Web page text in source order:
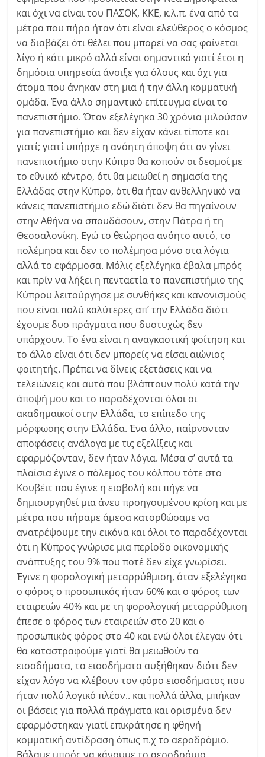
και όχι να είναι του ΠΑΣΟΚ, ΚΚΕ, κ.λ.π. ένα από τα
μέτρα που πήρα ήταν ότι είναι ελεύθερος ο κόσμος
να διαβάζει ότι θέλει που μπορεί να σας φαίνεται
λίγο ή κάτι μικρό αλλά είναι σημαντικό γιατί έτσι η
δημόσια υπηρεσία άνοιξε για όλους και όχι για
άτομα που άνηκαν στη μια ή την άλλη κομματική
ομάδα. Ένα άλλο σημαντικό επίτευγμα είναι το
πανεπιστήμιο. Όταν εξελέγηκα 30 χρόνια μιλούσαν
για πανεπιστήμιο και δεν είχαν κάνει τίποτε και
γιατί; γιατί υπήρχε η ανόητη άποψη ότι αν γίνει
πανεπιστήμιο στην Κύπρο θα κοπούν οι δεσμοί με
το εθνικό κέντρο, ότι θα μειωθεί η σημασία της
Ελλάδας στην Κύπρο, ότι θα ήταν ανθελληνικό να
κάνεις πανεπιστήμιο εδώ διότι δεν θα πηγαίνουν
στην Αθήνα να σπουδάσουν, στην Πάτρα ή τη
Θεσσαλονίκη. Εγώ το θεώρησα ανόητο αυτό, το
πολέμησα και δεν το πολέμησα μόνο στα λόγια
αλλά το εφάρμοσα. Μόλις εξελέγηκα έβαλα μπρός
και πρίν να λήξει η πενταετία το πανεπιστήμιο της
Κύπρου λειτούργησε με συνθήκες και κανονισμούς
που είναι πολύ καλύτερες απ’ την Ελλάδα διότι
έχουμε δυο πράγματα που δυστυχώς δεν
υπάρχουν. Το ένα είναι η αναγκαστική φοίτηση και
το άλλο είναι ότι δεν μπορείς να είσαι αιώνιος
φοιτητής. Πρέπει να δίνεις εξετάσεις και να
τελειώνεις και αυτά που βλάπτουν πολύ κατά την
άποψή μου και το παραδέχονται όλοι οι
ακαδημαϊκοί στην Ελλάδα, το επίπεδο της
μόρφωσης στην Ελλάδα. Ένα άλλο, παίρνονταν
αποφάσεις ανάλογα με τις εξελίξεις και
εφαρμόζονταν, δεν ήταν λόγια. Μέσα σ’ αυτά τα
πλαίσια έγινε ο πόλεμος του κόλπου τότε στο
Κουβέιτ που έγινε η εισβολή και πήγε να
δημιουργηθεί μια άνευ προηγουμένου κρίση και με
μέτρα που πήραμε άμεσα κατορθώσαμε να
ανατρέψουμε την εικόνα και όλοι το παραδέχονται
ότι η Κύπρος γνώρισε μια περίοδο οικονομικής
ανάπτυξης του 9% που ποτέ δεν είχε γνωρίσει.
Έγινε η φορολογική μεταρρύθμιση, όταν εξελέγηκα
ο φόρος ο προσωπικός ήταν 60% και ο φόρος των
εταιρειών 40% και με τη φορολογική μεταρρύθμιση
έπεσε ο φόρος των εταιρειών στο 20 και ο
προσωπικός φόρος στο 40 και ενώ όλοι έλεγαν ότι
θα καταστραφούμε γιατί θα μειωθούν τα
εισοδήματα, τα εισοδήματα αυξήθηκαν διότι δεν
είχαν λόγο να κλέβουν τον φόρο εισοδήματος που
ήταν πολύ λογικό πλέον.. και πολλά άλλα, μπήκαν
οι βάσεις για πολλά πράγματα και ορισμένα δεν
εφαρμόστηκαν γιατί επικράτησε η φθηνή
κομματική αντίδραση όπως π.χ το αεροδρόμιο.